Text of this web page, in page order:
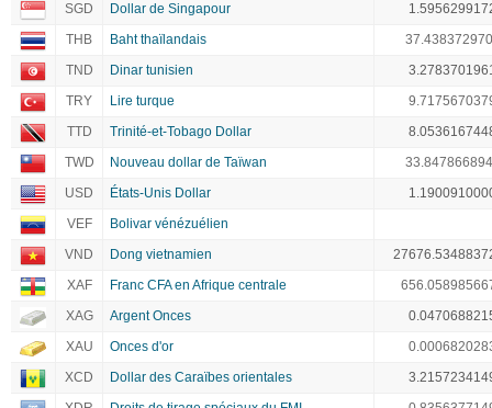
SGD
Dollar de Singapour
THB
Baht thaïlandais
TND
Dinar tunisien
TRY
Lire turque
TTD
Trinité-et-Tobago Dollar
TWD
Nouveau dollar de Taïwan
USD
États-Unis Dollar
VEF
Bolivar vénézuélien
VND
Dong vietnamien
XAF
Franc CFA en Afrique centrale
XAG
Argent Onces
XAU
Onces d'or
XCD
Dollar des Caraïbes orientales